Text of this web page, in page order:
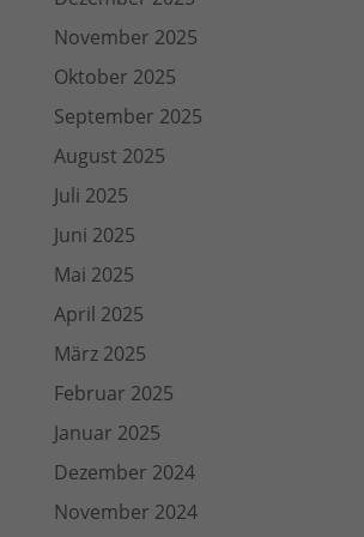
November 2025
Oktober 2025
September 2025
August 2025
Juli 2025
Juni 2025
Mai 2025
April 2025
März 2025
Februar 2025
Januar 2025
Dezember 2024
November 2024